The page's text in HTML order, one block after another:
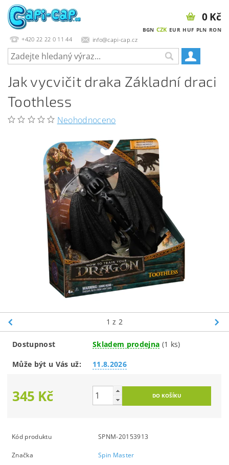
+420 22 22 0 11 44 info@capi-cap.cz
BGN CZK EUR HUF PLN RON
0 Kč
Jak vycvičit draka Základní draci
Toothless
Neohodnoceno
1 z 2
Dostupnost Skladem prodejna (1 ks)
Může být u Vás už: 11.8.2026
345 Kč
Kód produktu SPNM-20153913
Značka Spin Master